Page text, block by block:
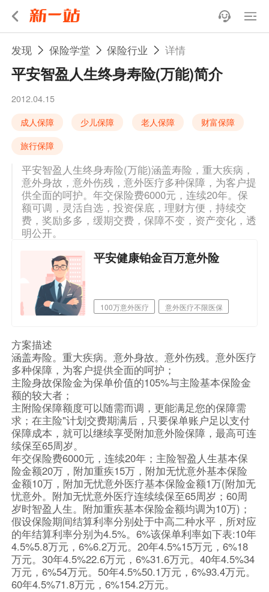
发现 保险学堂 保险行业 详情
平安智盈人生终身寿险(万能)简介
2012.04.15
成人保障
少儿保障 老人保障
财富保障
旅行保障
平安智盈人生终身寿险(万能)涵盖寿险，重大疾病，
意外身故，意外伤残，意外医疗多种保障，为客户提
供全面的呵护。年交保险费6000元，连续20年。保
额可调，灵活自选，投资保底，理财方便，持续交
费，奖励多多，缓期交费，保障不变，资产变化，透
明公开。
平安健康铂金百万意外险
100万意外医疗
意外医疗不限医保
方案描述
涵盖寿险。重大疾病。意外身故。意外伤残。意外医疗
多种保障，为客户提供全面的呵护；
主险身故保险金为保单价值的105%与主险基本保险金
额的较大者；
主附险保障额度可以随需而调，更能满足您的保障需
求；在主险"计划交费期满后，只要保单账户足以支付
保障成本，就可以继续享受附加意外险保障，最高可连
续保至65周岁。
年交保险费6000元，连续20年；主险智盈人生基本保
险金额20万，附加重疾15万，附加无忧意外基本保险
金额10万，附加无忧意外医疗基本保险金额1万(附加无
忧意外。附加无忧意外医疗连续续保至65周岁；60周
岁时智盈人生。附加重疾基本保险金额均调为10万)；
假设保险期间结算利率分别处于中高二种水平，所对应
的年结算利率分别为4.5%。6%该保单利率如下表:10年
4.5%5.8万元，6%6.2万元。20年4.5%15万元，6%18
万元。30年4.5%22.6万元，6%31.6万元。40年4.5%34
万元，6%54万元。50年4.5%50.1万元，6%93.4万元。
60年4.5%71.8万元，6%154.2万元。